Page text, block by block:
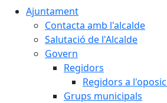
Ajuntament
Contacta amb l'alcalde
Salutació de l'Alcalde
Govern
Regidors
Regidors a
Grups municipals